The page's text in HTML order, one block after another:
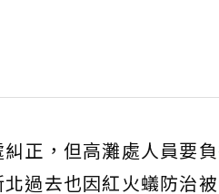
正，但高灘處人員要
過去也因紅火蟻防治